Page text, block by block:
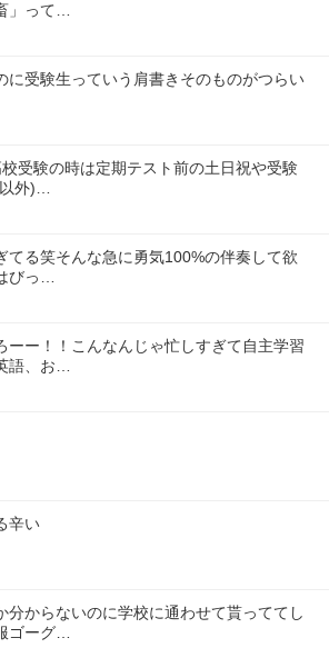
」って…
に受験生っていう肩書きそのものがつらい
受験の時は定期テスト前の土日祝や受験
外)…
てる笑そんな急に勇気100%の伴奏して欲
びっ…
ーー！！こんなんじゃ忙しすぎて自主学習
語、お…
辛い
分からないのに学校に通わせて貰っててし
ゴーグ…